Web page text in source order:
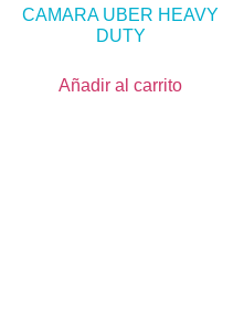
CAMARA UBER HEAVY
DUTY
Añadir al carrito